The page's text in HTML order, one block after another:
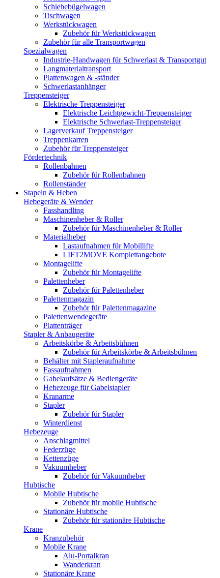
Schiebebügelwagen
Tischwagen
Werkstückwagen
Zubehör für Werkstückwagen
Zubehör für alle Transportwagen
Spezialwagen
Industrie-Handwagen für Schwerlast & Transportgut
Langmaterialtransport
Plattenwagen & -ständer
Schwerlastanhänger
Treppensteiger
Elektrische Treppensteiger
Elektrische Leichtgewicht-Treppensteiger
Elektrische Schwerlast-Treppensteiger
Lagerverkauf Treppensteiger
Treppenkarren
Zubehör für Treppensteiger
Fördertechnik
Rollenbahnen
Zubehör für Rollenbahnen
Rollenständer
Stapeln & Heben
Hebegeräte & Wender
Fasshandling
Maschinenheber & Roller
Zubehör für Maschinenheber & Roller
Materialheber
Lastaufnahmen für Mobillifte
LIFT2MOVE Komplettangebote
Montagelifte
Zubehör für Montagelifte
Palettenheber
Zubehör für Palettenheber
Palettenmagazin
Zubehör für Palettenmagazine
Palettenwendegeräte
Plattenträger
Stapler & Anbaugeräte
Arbeitskörbe & Arbeitsbühnen
Zubehör für Arbeitskörbe & Arbeitsbühnen
Behälter mit Stapleraufnahme
Fassaufnahmen
Gabelaufsätze & Bediengeräte
Hebezeuge für Gabelstapler
Kranarme
Stapler
Zubehör für Stapler
Winterdienst
Hebezeuge
Anschlagmittel
Federzüge
Kettenzüge
Vakuumheber
Zubehör für Vakuumheber
Hubtische
Mobile Hubtische
Zubehör für mobile Hubtische
Stationäre Hubtische
Zubehör für stationäre Hubtische
Krane
Kranzubehör
Mobile Krane
Alu-Portalkran
Wanderkran
Stationäre Krane